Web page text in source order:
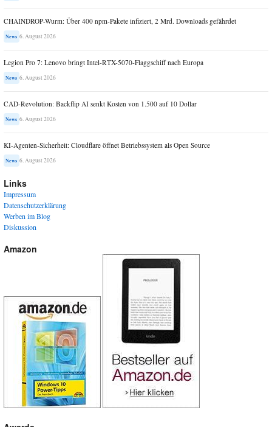
CHAINDROP-Wurm: Über 400 npm-Pakete infiziert, 2 Mrd. Downloads gefährdet
News 6. August 2026
Legion Pro 7: Lenovo bringt Intel-RTX-5070-Flaggschiff nach Europa
News 6. August 2026
CAD-Revolution: Backflip AI senkt Kosten von 1.500 auf 10 Dollar
News 6. August 2026
KI-Agenten-Sicherheit: Cloudflare öffnet Betriebssystem als Open Source
News 6. August 2026
Links
Impressum
Datenschutzerklärung
Werben im Blog
Diskussion
Amazon